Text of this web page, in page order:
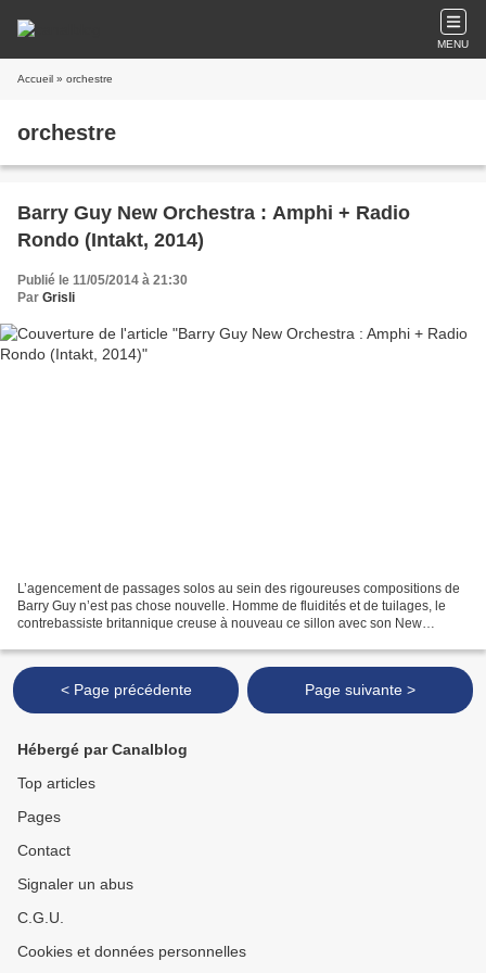
MENU
Accueil » orchestre
orchestre
Barry Guy New Orchestra : Amphi + Radio
Rondo (Intakt, 2014)
Publié le 11/05/2014 à 21:30
Par Grisli
L’agencement de passages solos au sein des rigoureuses compositions de
Barry Guy n’est pas chose nouvelle. Homme de fluidités et de tuilages, le
contrebassiste britannique creuse à nouveau ce sillon avec son New
< Page précédente Page suivante >
Hébergé par Canalblog
Top articles
Pages
Contact
Signaler un abus
C.G.U.
Cookies et données personnelles